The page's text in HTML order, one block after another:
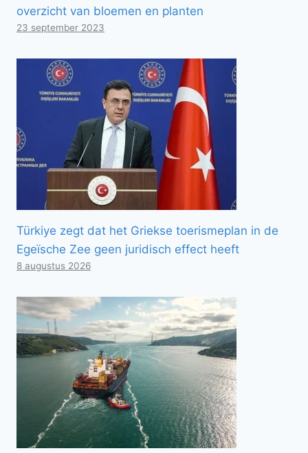
overzicht van bloemen en planten
23 september 2023
Türkiye zegt dat het Griekse toerismeplan in de
Egeïsche Zee geen juridisch effect heeft
8 augustus 2026